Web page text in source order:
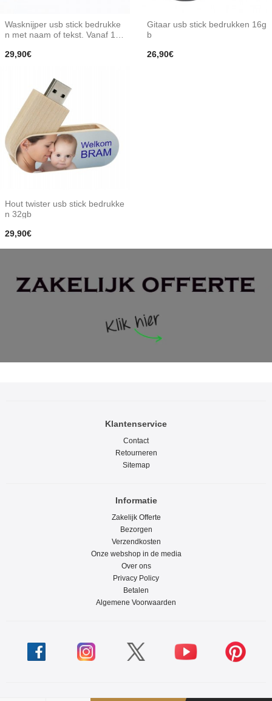
Wasknijper usb stick bedrukke
n met naam of tekst. Vanaf 1 st
29,90€
Gitaar usb stick bedrukken 16g
b
26,90€
Hout twister usb stick bedrukke
n 32gb
29,90€
Klantenservice
Contact
Retourneren
Sitemap
Informatie
Zakelijk Offerte
Bezorgen
Verzendkosten
Onze webshop in de media
Over ons
Privacy Policy
Betalen
Algemene Voorwaarden